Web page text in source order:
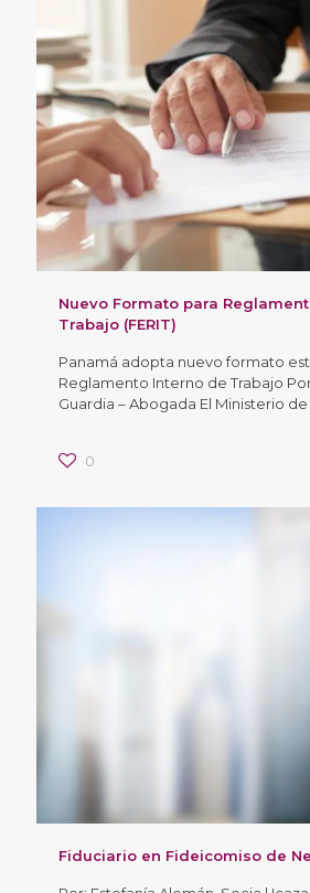
Nuevo Formato para
Trabajo (FERIT)
Panamá adopta nuevo formato
Reglamento Interno de Trabajo
Guardia – Abogada El Ministerio de
0
Fiduciario en Fideicomiso de